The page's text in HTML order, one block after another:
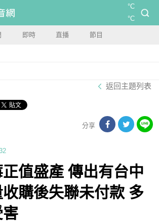
°C
°C
即時 直播 節目
返回主題列表
分享
值盛產 傳出有台中
購後失聯未付款 多